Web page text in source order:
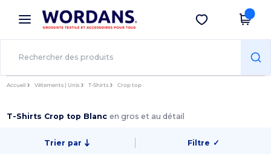
× Appli Wordans
Meilleurs prix sur l’app !
Obtenir l'appli
Accueil Vêtements | Unis T-Shirts Crop top
T-Shirts Crop top Blancen gros et au détail
Trier par Filtre ✓